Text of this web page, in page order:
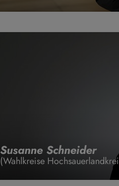
Susanne Schneider
(Wahlkreise